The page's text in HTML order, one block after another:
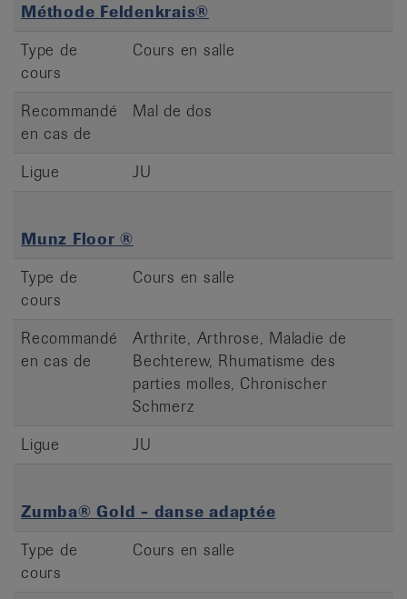
Méthode Feldenkrais®
Type de
cours
Cours en salle
Recommandé
en cas de
Mal de dos
Ligue JU
Munz Floor ®
Type de
cours
Cours en salle
Recommandé
en cas de
Arthrite, Arthrose, Maladie de
Bechterew, Rhumatisme des
parties molles, Chronischer
Schmerz
Ligue
JU
Zumba® Gold - danse adaptée
Type de
cours
Cours en salle